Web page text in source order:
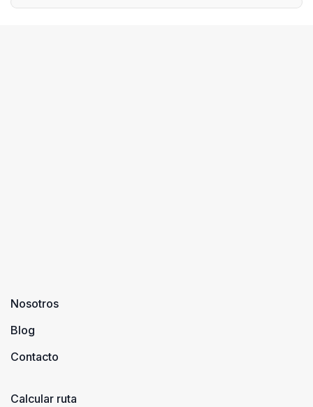
Nosotros
Blog
Contacto
Calcular ruta